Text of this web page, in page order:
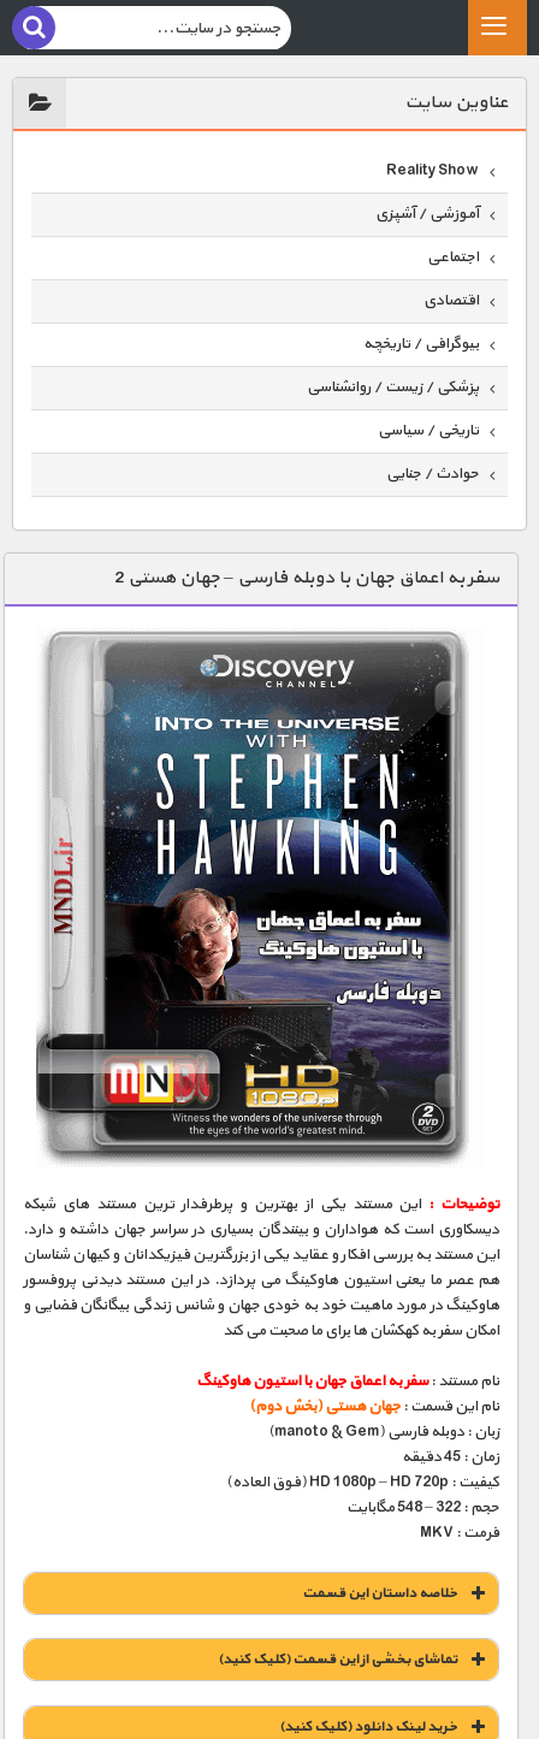
عناوين سايت
Reality Show
آموزشی / آشپزی
اجتماعی
اقتصادی
بیوگرافی / تاریخچه
پزشکی / زیست / روانشناسی
تاریخی / سیاسی
حوادث / جنایی
دنیای خوراکی ها
زمین شناسی / محیط زیست
سازه/ معماری/ مهندسی
سرگرمی
شناخت کودکان
علم و فناوری
فرهنگ / هنر
کیهان / نجوم
گردشگری
ماورایی
مسابقات / ورزشی
مستند های اختصاصی
سفر به اعماق جهان با دوبله فارسی – جهان هستی 2
توضیحات : این مستند یکی از بهترین و پرطرفدار ترین مستند های شبکه
دیسکاوری است که هواداران و بینندگان بسیاری در سراسر جهان داشته و دارد.
این مستند به بررسی افکار و عقاید یکی از بزرگترین فیزیکدانان و کیهان شناسان
هم عصر ما یعنی استیون هاوکینگ می پردازد. در این مستند دیدنی پروفسور
هاوکینگ در مورد ماهیت خود به خودی جهان و شانس زندگی بیگانگان فضایی و
امکان سفر به کهکشان ها برای ما صحبت می کند
نام مستند :سفر به اعماق جهان با استیون هاوکینگ
نام این قسمت : جهان هستی (بخش دوم)
زبان : دوبله فارسی (manoto & Gem)
زمان : 45 دقیقه
کیفیت : HD 1080p – HD 720p (فوق العاده)
حجم : 322 – 548 مگابایت
فرمت : MKV
خلاصه داستان این قسمت
تماشای بخشی از این قسمت (کلیک کنید)
خريد لينک دانلود (کليک کنيد)